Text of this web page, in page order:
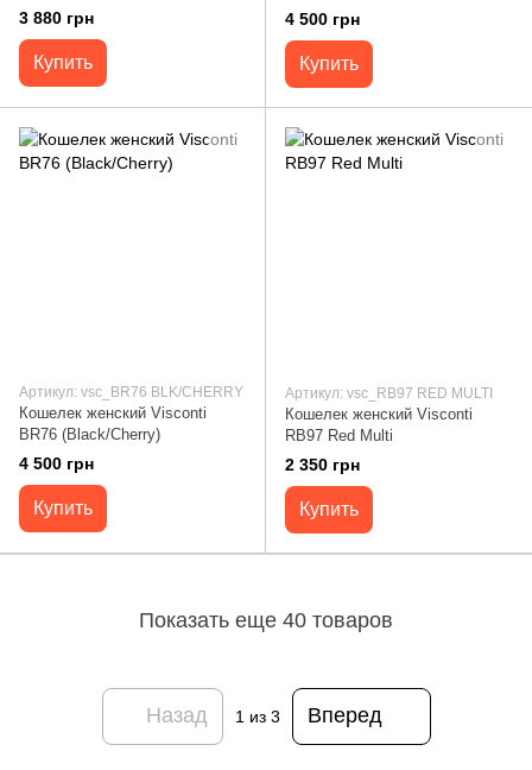
3 880 грн
Купить
4 500 грн
Купить
Артикул: vsc_BR76 BLK/CHERRY
Кошелек женский Visconti
BR76 (Black/Cherry)
4 500 грн
Купить
Артикул: vsc_RB97 RED MULTI
Кошелек женский Visconti
RB97 Red Multi
2 350 грн
Купить
Показать еще 40 товаров
Назад 1 из 3 Вперед